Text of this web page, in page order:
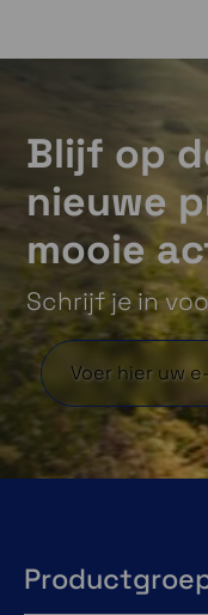
Blijf op
nieuwe
mooie
Schrijf je in